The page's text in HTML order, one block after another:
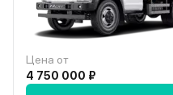
Цена от
4 750 000 ₽